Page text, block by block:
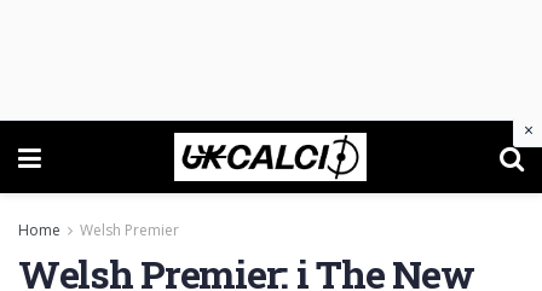
Home Welsh Premier
Welsh Premier: i The New
×